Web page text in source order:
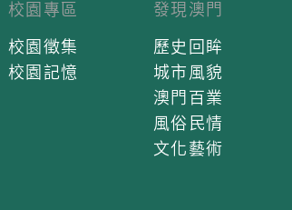
校園專區
校園徵集
校園記憶
發現澳門
歷史回眸
城市風貌
澳門百業
風俗民情
文化藝術